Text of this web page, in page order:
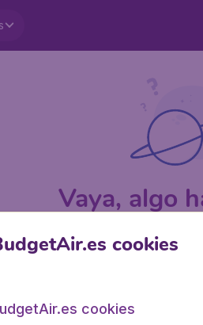
Vaya, algo
cookies
cookies